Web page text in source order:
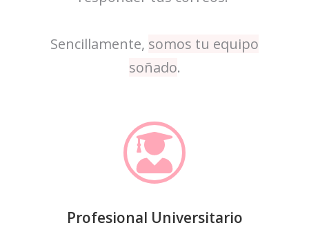
Sencillamente, somos tu equipo
soñado.
Profesional Universitario